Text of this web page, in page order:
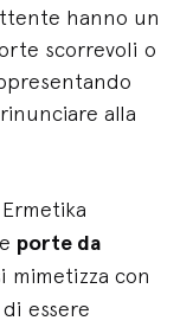
hanno un
scorrevoli o
alla
porte da
mimetizza con
essere